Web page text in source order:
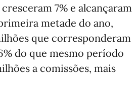
7% e alcançaram
metade do ano,
que corresponderam
do que mesmo período
a comissões, mais